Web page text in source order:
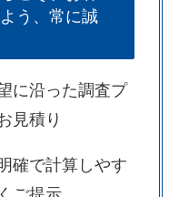
う、常に誠
に沿った調査プ
見積り
確で計算しやす